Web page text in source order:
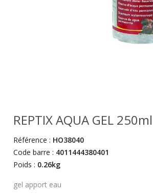
REPTIX AQUA GEL
Référence : HO38040
Code barre : 4011444380401
Poids : 0.26kg
gel apport eau